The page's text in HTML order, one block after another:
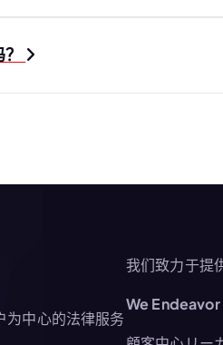
为中心的法律服务
我们致力于提
We